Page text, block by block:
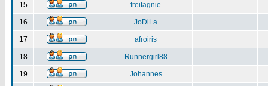
15 freitagnie
16 JoDiLa
17 afroiris
18 Runnergirl88
19 Johannes